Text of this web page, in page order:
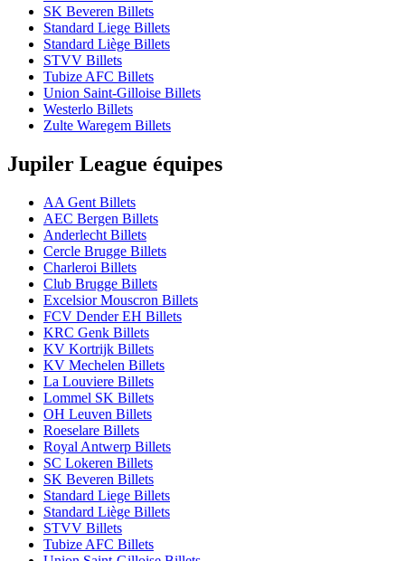
SK Beveren Billets
Standard Liege Billets
Standard Liège Billets
STVV Billets
Tubize AFC Billets
Union Saint-Gilloise Billets
Westerlo Billets
Zulte Waregem Billets
Jupiler League équipes
AA Gent Billets
AEC Bergen Billets
Anderlecht Billets
Cercle Brugge Billets
Charleroi Billets
Club Brugge Billets
Excelsior Mouscron Billets
FCV Dender EH Billets
KRC Genk Billets
KV Kortrijk Billets
KV Mechelen Billets
La Louviere Billets
Lommel SK Billets
OH Leuven Billets
Roeselare Billets
Royal Antwerp Billets
SC Lokeren Billets
SK Beveren Billets
Standard Liege Billets
Standard Liège Billets
STVV Billets
Tubize AFC Billets